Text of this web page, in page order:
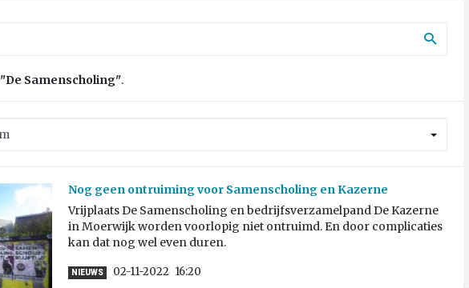
"De Samenscholing".
Nog geen ontruiming voor Samenscholing en Kazerne
Vrijplaats De Samenscholing en bedrijfsverzamelpand De Kazerne
in Moerwijk worden voorlopig niet ontruimd. En door complicaties
kan dat nog wel even duren.
NIEUWS 02-11-2022 16:20